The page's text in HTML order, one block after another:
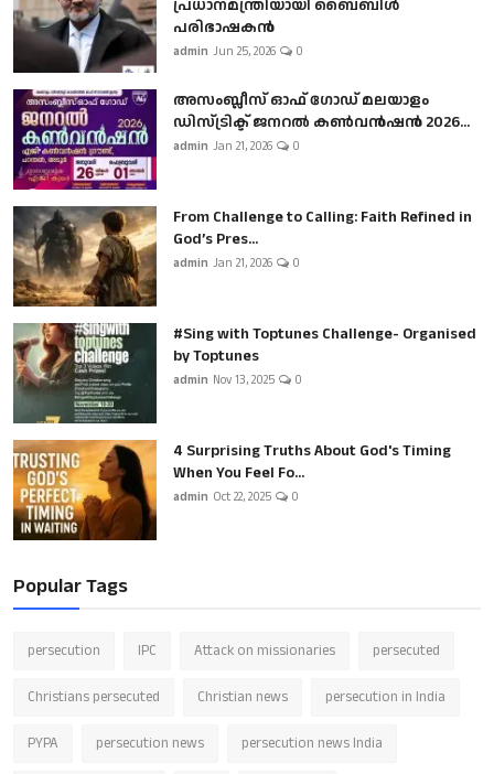
പ്രധാനമന്ത്രിയായി ബൈബിൾ
പരിഭാഷകൻ
admin Jun 25, 2026 0
അസംബ്ലീസ് ഓഫ് ഗോഡ് മലയാളം
ഡിസ്ട്രിക്ട് ജനറൽ കൺവൻഷൻ 2026...
admin Jan 21, 2026 0
From Challenge to Calling: Faith Refined in
God’s Pres...
admin Jan 21, 2026 0
#Sing with Toptunes Challenge- Organised
by Toptunes
admin Nov 13, 2025 0
4 Surprising Truths About God's Timing
When You Feel Fo...
admin Oct 22, 2025 0
Popular Tags
persecution IPC Attack on missionaries persecuted
Christians persecuted Christian news persecution in India
PYPA persecution news persecution news India